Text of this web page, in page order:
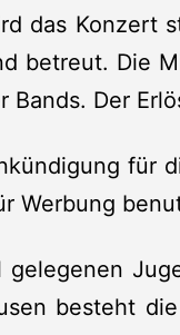
das
betreut. Die
Der
für
Werbung
besteht